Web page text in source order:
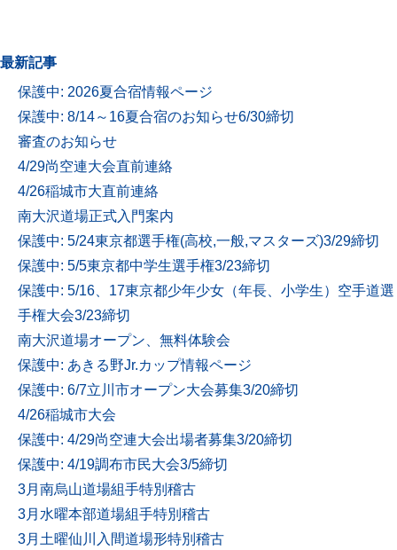
最新記事
保護中: 2026夏合宿情報ページ
保護中: 8/14～16夏合宿のお知らせ6/30締切
審査のお知らせ
4/29尚空連大会直前連絡
4/26稲城市大直前連絡
南大沢道場正式入門案内
保護中: 5/24東京都選手権(高校,一般,マスターズ)3/29締切
保護中: 5/5東京都中学生選手権3/23締切
保護中: 5/16、17東京都少年少女（年長、小学生）空手道選
手権大会3/23締切
南大沢道場オープン、無料体験会
保護中: あきる野Jr.カップ情報ページ
保護中: 6/7立川市オープン大会募集3/20締切
4/26稲城市大会
保護中: 4/29尚空連大会出場者募集3/20締切
保護中: 4/19調布市民大会3/5締切
3月南烏山道場組手特別稽古
3月水曜本部道場組手特別稽古
3月土曜仙川入間道場形特別稽古